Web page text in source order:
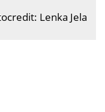
Lenka Jela